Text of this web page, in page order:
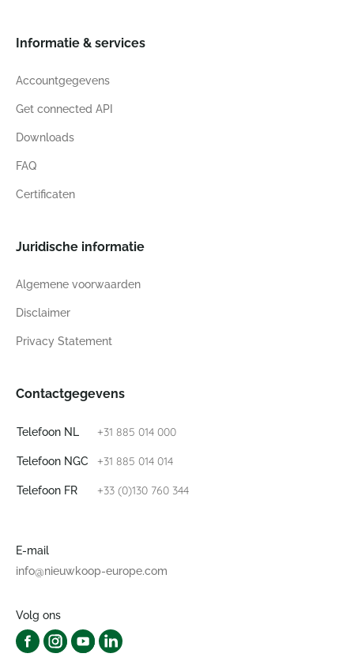
Informatie & services
Accountgegevens
Get connected API
Downloads
FAQ
Certificaten
Juridische informatie
Algemene voorwaarden
Disclaimer
Privacy Statement
Contactgegevens
Telefoon NL +31 885 014 000
Telefoon NGC +31 885 014 014
Telefoon FR +33 (0)130 760 344
E-mail
info@nieuwkoop-europe.com
Volg ons